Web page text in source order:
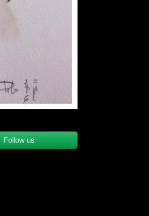
Follow us